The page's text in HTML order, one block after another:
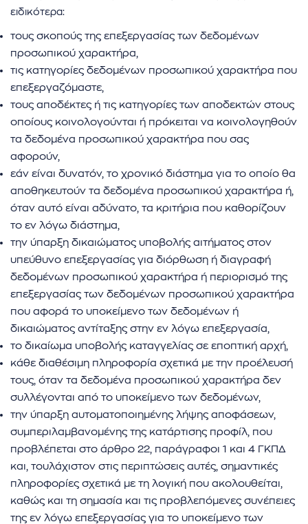
ειδικότερα:
τους σκοπούς της επεξεργασίας των δεδομένων
προσωπικού χαρακτήρα,
τις κατηγορίες δεδομένων προσωπικού χαρακτήρα που
επεξεργαζόμαστε,
τους αποδέκτες ή τις κατηγορίες των αποδεκτών στους
οποίους κοινολογούνται ή πρόκειται να κοινολογηθούν
τα δεδομένα προσωπικού χαρακτήρα που σας
αφορούν,
εάν είναι δυνατόν, το χρονικό διάστημα για το οποίο θα
αποθηκευτούν τα δεδομένα προσωπικού χαρακτήρα ή,
όταν αυτό είναι αδύνατο, τα κριτήρια που καθορίζουν
το εν λόγω διάστημα,
την ύπαρξη δικαιώματος υποβολής αιτήματος στον
υπεύθυνο επεξεργασίας για διόρθωση ή διαγραφή
δεδομένων προσωπικού χαρακτήρα ή περιορισμό της
επεξεργασίας των δεδομένων προσωπικού χαρακτήρα
που αφορά το υποκείμενο των δεδομένων ή
δικαιώματος αντίταξης στην εν λόγω επεξεργασία,
το δικαίωμα υποβολής καταγγελίας σε εποπτική αρχή,
κάθε διαθέσιμη πληροφορία σχετικά με την προέλευσή
τους, όταν τα δεδομένα προσωπικού χαρακτήρα δεν
συλλέγονται από το υποκείμενο των δεδομένων,
την ύπαρξη αυτοματοποιημένης λήψης αποφάσεων,
συμπεριλαμβανομένης της κατάρτισης προφίλ, που
προβλέπεται στο άρθρο 22, παράγραφοι 1 και 4 ΓΚΠΔ
και, τουλάχιστον στις περιπτώσεις αυτές, σημαντικές
πληροφορίες σχετικά με τη λογική που ακολουθείται,
καθώς και τη σημασία και τις προβλεπόμενες συνέπειες
της εν λόγω επεξεργασίας για το υποκείμενο των